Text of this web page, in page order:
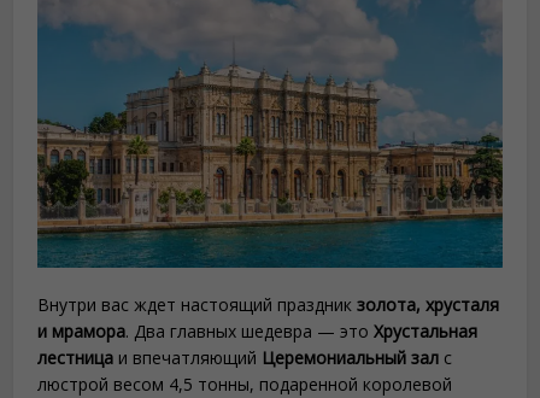
Внутри вас ждет настоящий праздникзолота, хрусталя
и мрамора. Два главных шедевра — этоХрустальная
лестница и впечатляющий Церемониальный зал с
люстрой весом 4,5 тонны, подаренной королевой